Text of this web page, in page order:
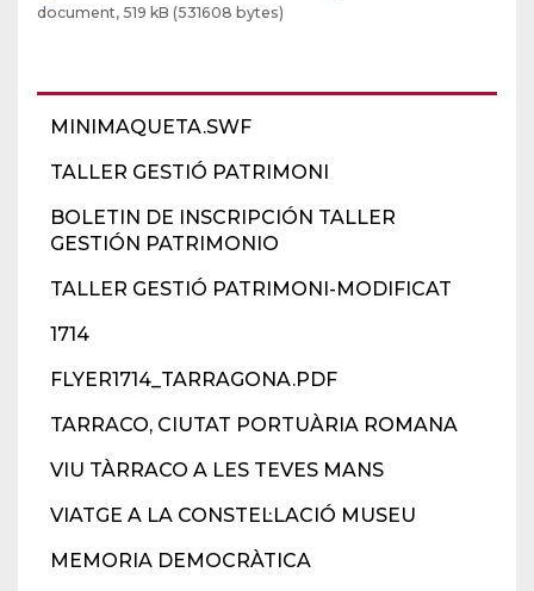
MINIMAQUETA.SWF
TALLER GESTIÓ PATRIMONI
BOLETIN DE INSCRIPCIÓN TALLER
GESTIÓN PATRIMONIO
TALLER GESTIÓ PATRIMONI-MODIFICAT
1714
FLYER1714_TARRAGONA.PDF
TARRACO, CIUTAT PORTUÀRIA ROMANA
VIU TÀRRACO A LES TEVES MANS
VIATGE A LA CONSTEL·LACIÓ MUSEU
MEMORIA DEMOCRÀTICA
document, 519 kB (531608 bytes)